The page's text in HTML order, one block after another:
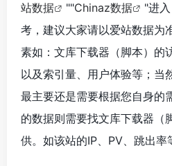
站数据
""Chinaz数据
"进
考，建议大家请以爱站数据为
素如：文库下载器（脚本）的
以及索引量、用户体验等；当
最主要还是需要根据您自身的
的数据则需要找文库下载器（
供。如该站的IP、PV、跳出率